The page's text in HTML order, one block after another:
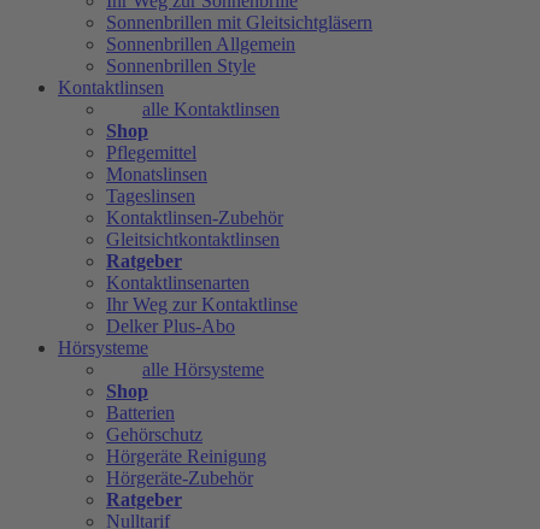
Sonnenbrillen mit Gleitsichtgläsern
Sonnenbrillen Allgemein
Sonnenbrillen Style
Kontaktlinsen
alle Kontaktlinsen
Shop
Pflegemittel
Monatslinsen
Tageslinsen
Kontaktlinsen-Zubehör
Gleitsichtkontaktlinsen
Ratgeber
Kontaktlinsenarten
Ihr Weg zur Kontaktlinse
Delker Plus-Abo
Hörsysteme
alle Hörsysteme
Shop
Batterien
Gehörschutz
Hörgeräte Reinigung
Hörgeräte-Zubehör
Ratgeber
Nulltarif